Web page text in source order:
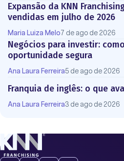
Expansão da KNN
vendidas em julho de 2026
Maria Luiza Melo 7 de ago de 2026
Negócios para investir:
oportunidade segura
Ana Laura Ferreira5 de ago de 2026
Franquia de inglês: o que
Ana Laura Ferreira3 de ago de 2026